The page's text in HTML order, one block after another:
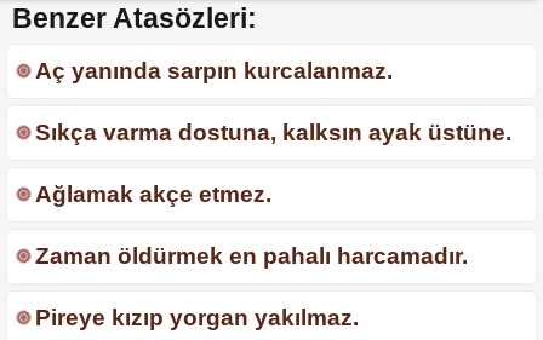
Benzer Atasözleri:
Aç yanında sarpın kurcalanmaz.
Sıkça varma dostuna, kalksın ayak üstüne.
Ağlamak akçe etmez.
Zaman öldürmek en pahalı harcamadır.
Pireye kızıp yorgan yakılmaz.